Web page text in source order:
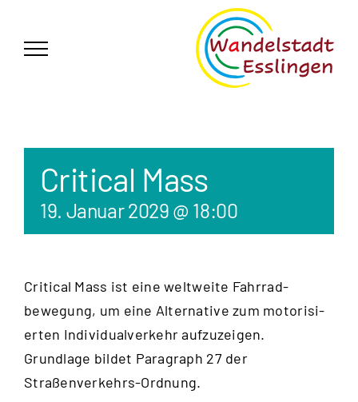
springen
Critical Mass
19. Januar 2029 @ 18:00
Critical Mass ist eine weltweite Fahrrad­
bewegung, um eine Alternative zum motorisi­
erten Individual­verkehr aufzu­zeigen.
Grundlage bildet Paragraph 27 der
Straßenverkehrs-Ordnung.